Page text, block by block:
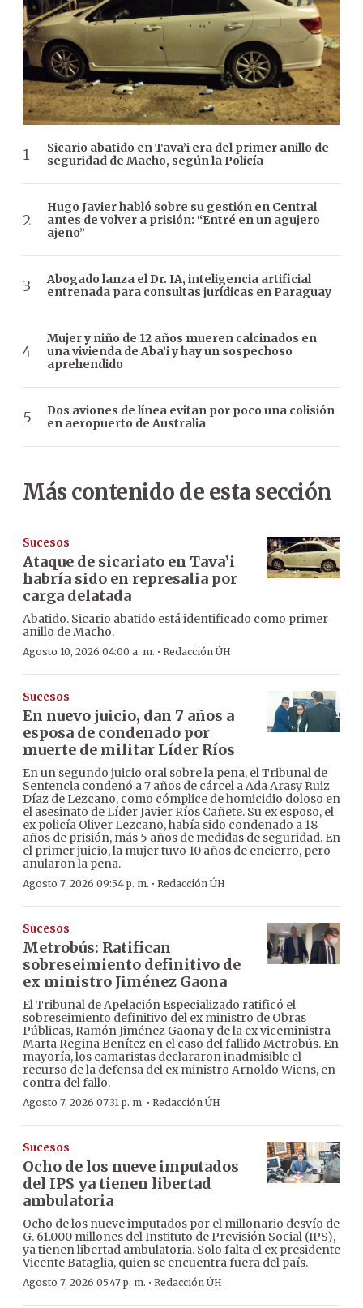
Sicario abatido en Tava’i era del primer anillo de
seguridad de Macho, según la Policía
Hugo Javier habló sobre su gestión en Central
antes de volver a prisión: “Entré en un agujero
ajeno”
Abogado lanza el Dr. IA, inteligencia artificial
entrenada para consultas jurídicas en Paraguay
Mujer y niño de 12 años mueren calcinados en
una vivienda de Aba’i y hay un sospechoso
aprehendido
Dos aviones de línea evitan por poco una colisión
en aeropuerto de Australia
Más contenido de esta sección
Sucesos
Ataque de sicariato en Tava’i
habría sido en represalia por
carga delatada
Abatido. Sicario abatido está identificado como primer
anillo de Macho.
Agosto 10, 2026 04:00 a. m. · Redacción ÚH
Sucesos
En nuevo juicio, dan 7 años a
esposa de condenado por
muerte de militar Líder Ríos
En un segundo juicio oral sobre la pena, el Tribunal de
Sentencia condenó a 7 años de cárcel a Ada Arasy Ruiz
Díaz de Lezcano, como cómplice de homicidio doloso en
el asesinato de Líder Javier Ríos Cañete. Su ex esposo, el
ex policía Oliver Lezcano, había sido condenado a 18
años de prisión, más 5 años de medidas de seguridad. En
el primer juicio, la mujer tuvo 10 años de encierro, pero
anularon la pena.
Agosto 7, 2026 09:54 p. m. · Redacción ÚH
Sucesos
Metrobús: Ratifican
sobreseimiento definitivo de
ex ministro Jiménez Gaona
El Tribunal de Apelación Especializado ratificó el
sobreseimiento definitivo del ex ministro de Obras
Públicas, Ramón Jiménez Gaona y de la ex viceministra
Marta Regina Benítez en el caso del fallido Metrobús. En
mayoría, los camaristas declararon inadmisible el
recurso de la defensa del ex ministro Arnoldo Wiens, en
contra del fallo.
Agosto 7, 2026 07:31 p. m. · Redacción ÚH
Sucesos
Ocho de los nueve imputados
del IPS ya tienen libertad
ambulatoria
Ocho de los nueve imputados por el millonario desvío de
G. 61.000 millones del Instituto de Previsión Social (IPS),
ya tienen libertad ambulatoria. Solo falta el ex presidente
Vicente Bataglia, quien se encuentra fuera del país.
Agosto 7, 2026 05:47 p. m. · Redacción ÚH